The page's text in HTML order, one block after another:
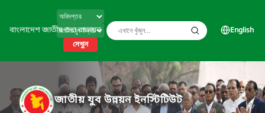
বাংলাদেশ জাতীয় তথ্য বাতায়ন
দেখুন
English
জাতীয় যুব উন্নয়ন ইনস্টিটিউট